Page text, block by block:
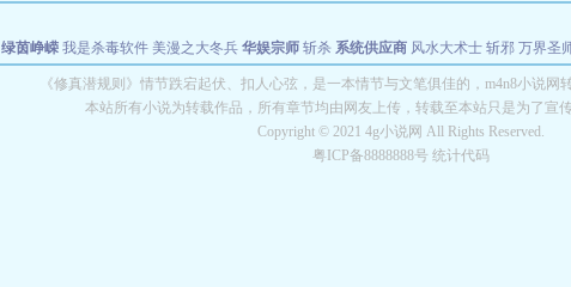
绿茵峥嵘 我是杀毒软件 美漫之大冬兵 华娱宗师 斩杀 系统供应商 风水大术士 斩邪 万界圣
教练万岁 都市全能巨星 绝对交易 全职武神 位面复制大师 华娱特效大亨 原始大厨王 怪
长别打脸
《修真潜规则》情节跌宕起伏、扣人心弦，是一本情节与文笔俱佳的，m4n8小说网
本站所有小说为转载作品，所有章节均由网友上传，转载至本站只是为了宣
Copyright © 2021 4g小说网 All Rights Reserved.
粤ICP备8888888号 统计代码